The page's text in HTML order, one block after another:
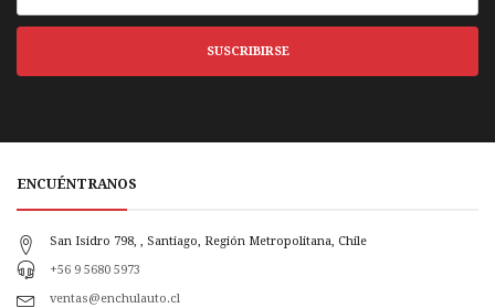
SUSCRIBIRSE
ENCUÉNTRANOS
San Isidro 798, , Santiago, Región Metropolitana, Chile
+56 9 5680 5973
ventas@enchulauto.cl